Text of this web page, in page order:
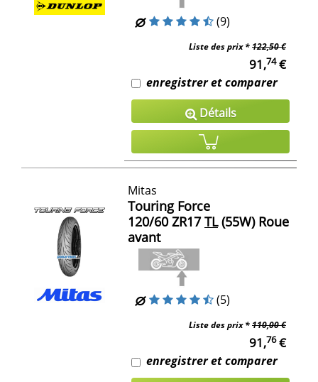
(9)
Liste des prix *122,50 €
91,74€
enregistrer et comparer
Détails
Mitas
Touring Force
120/60 ZR17 TL(55W) Roue
avant
(5)
Liste des prix *110,00 €
91,76€
enregistrer et comparer